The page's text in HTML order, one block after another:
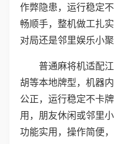
作弊隐患，运行稳定
畅顺手，整机做工扎
对局还是邻里娱乐小
普通麻将机适配
胡等本地牌型，机器
公正，运行稳定不卡
用，朋友休闲或邻里
功能实用，操作简便